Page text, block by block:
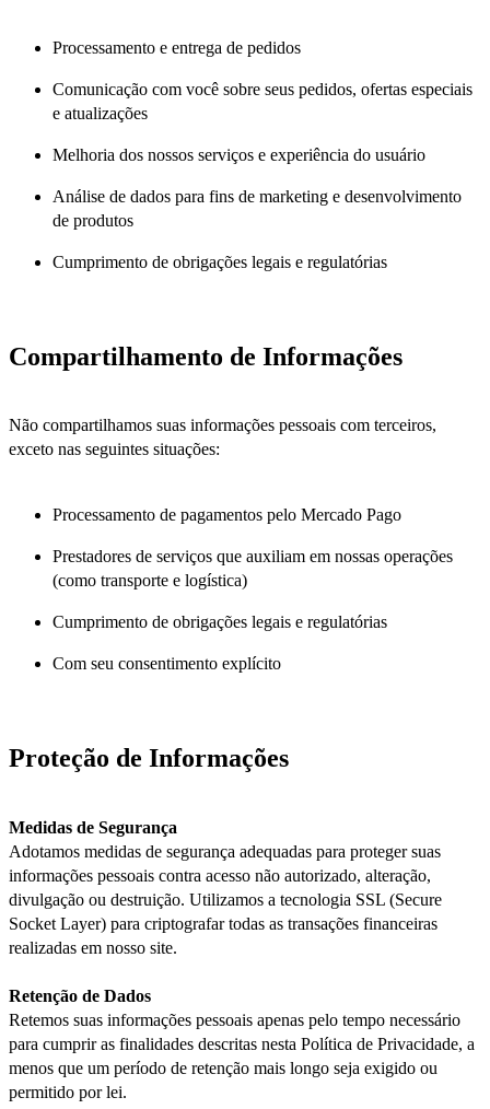
Processamento e entrega de pedidos
Comunicação com você sobre seus pedidos, ofertas especiais
e atualizações
Melhoria dos nossos serviços e experiência do usuário
Análise de dados para fins de marketing e desenvolvimento
de produtos
Cumprimento de obrigações legais e regulatórias
Compartilhamento de Informações
Não compartilhamos suas informações pessoais com terceiros,
exceto nas seguintes situações:
Processamento de pagamentos pelo Mercado Pago
Prestadores de serviços que auxiliam em nossas operações
(como transporte e logística)
Cumprimento de obrigações legais e regulatórias
Com seu consentimento explícito
Proteção de Informações
Medidas de Segurança
Adotamos medidas de segurança adequadas para proteger suas
informações pessoais contra acesso não autorizado, alteração,
divulgação ou destruição. Utilizamos a tecnologia SSL (Secure
Socket Layer) para criptografar todas as transações financeiras
realizadas em nosso site.
Retenção de Dados
Retemos suas informações pessoais apenas pelo tempo necessário
para cumprir as finalidades descritas nesta Política de Privacidade, a
menos que um período de retenção mais longo seja exigido ou
permitido por lei.